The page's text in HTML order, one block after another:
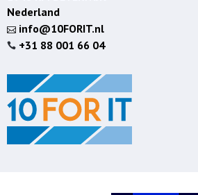
Nederland
 info@10FORIT.nl
 +31 88 001 66 04